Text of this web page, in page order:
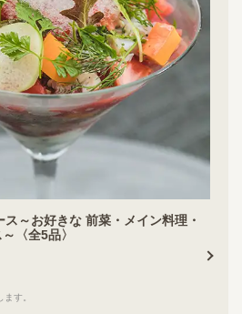
ス～お好きな 前菜・メイン料理・
〈全5品〉
す。